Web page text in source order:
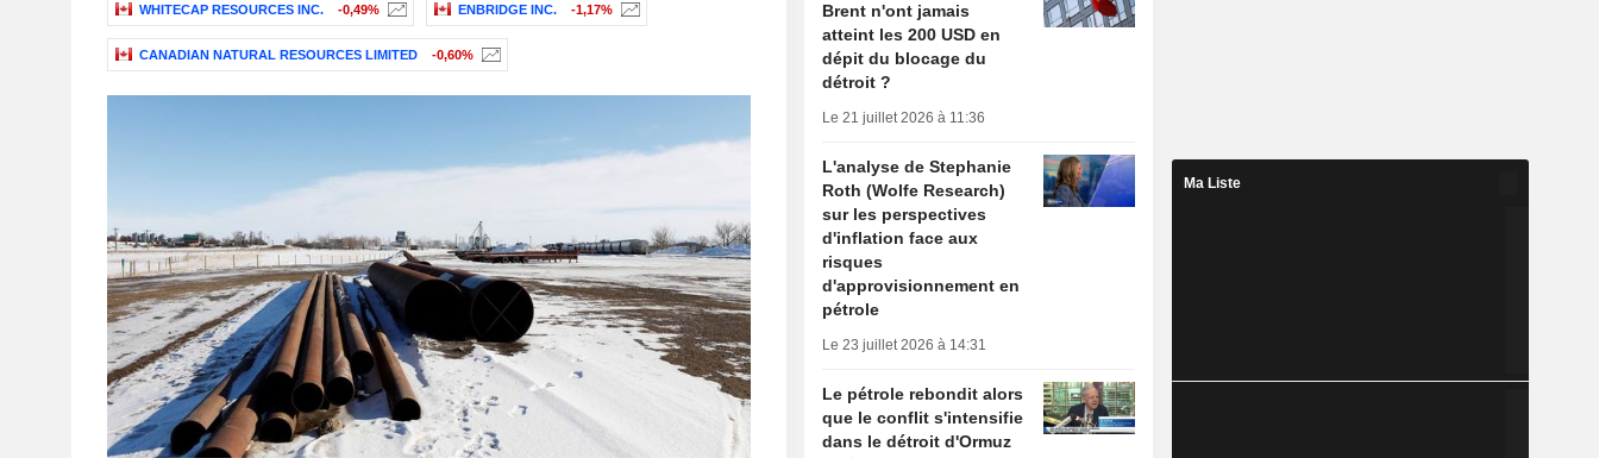
WHITECAP RESOURCES INC. -0,49% ENBRIDGE INC. -1,17%
CANADIAN NATURAL RESOURCES LIMITED -0,60%
Brent n'ont jamais
atteint les 200 USD en
dépit du blocage du
détroit ?
Le 21 juillet 2026 à 11:36
L'analyse de Stephanie
Roth (Wolfe Research)
sur les perspectives
d'inflation face aux
risques
d'approvisionnement en
pétrole
Le 23 juillet 2026 à 14:31
Le pétrole rebondit alors
que le conflit s'intensifie
dans le détroit d'Ormuz
Ma Liste